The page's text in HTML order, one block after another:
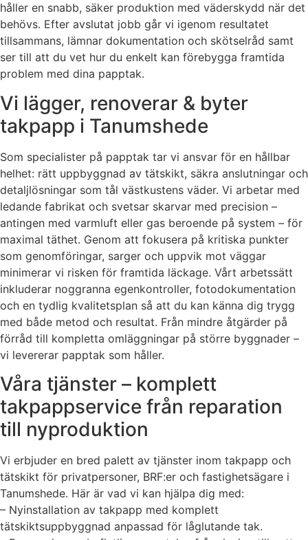
håller en snabb, säker produktion med väderskydd när det
behövs. Efter avslutat jobb går vi igenom resultatet
tillsammans, lämnar dokumentation och skötselråd samt
ser till att du vet hur du enkelt kan förebygga framtida
problem med dina papptak.
Vi lägger, renoverar & byter
takpapp i Tanumshede
Som specialister på papptak tar vi ansvar för en hållbar
helhet: rätt uppbyggnad av tätskikt, säkra anslutningar och
detaljlösningar som tål västkustens väder. Vi arbetar med
ledande fabrikat och svetsar skarvar med precision –
antingen med varmluft eller gas beroende på system – för
maximal täthet. Genom att fokusera på kritiska punkter
som genomföringar, sarger och uppvik mot väggar
minimerar vi risken för framtida läckage. Vårt arbetssätt
inkluderar noggranna egenkontroller, fotodokumentation
och en tydlig kvalitetsplan så att du kan känna dig trygg
med både metod och resultat. Från mindre åtgärder på
förråd till kompletta omläggningar på större byggnader –
vi levererar papptak som håller.
Våra tjänster – komplett
takpappservice från reparation
till nyproduktion
Vi erbjuder en bred palett av tjänster inom takpapp och
tätskikt för privatpersoner, BRF:er och fastighetsägare i
Tanumshede. Här är vad vi kan hjälpa dig med:
– Nyinstallation av takpapp med komplett
tätskiktsuppbyggnad anpassad för låglutande tak.